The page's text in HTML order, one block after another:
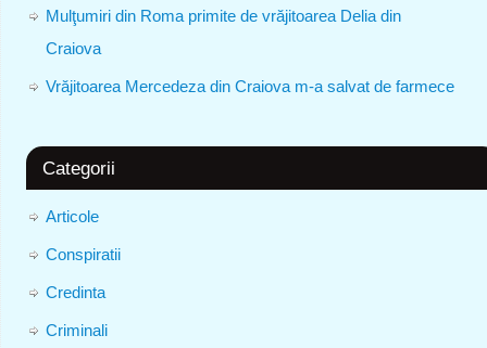
Mulţumiri din Roma primite de vrăjitoarea Delia din
Craiova
Vrăjitoarea Mercedeza din Craiova m-a salvat de farmece
Categorii
Articole
Conspiratii
Credinta
Criminali